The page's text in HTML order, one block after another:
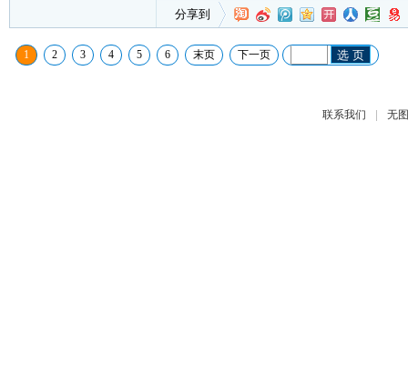
分享到
1 2 3 4 5 6 末页 下一页 选 页
联系我们 | 无